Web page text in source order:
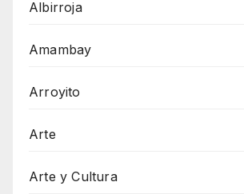
Albirroja
Amambay
Arroyito
Arte
Arte y Cultura